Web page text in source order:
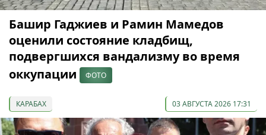
Башир Гаджиев и Рамин Мамедов
оценили состояние кладбищ,
подвергшихся вандализму во время
оккупации
ФОТО
КАРАБАХ 03 АВГУСТА 2026 17:31